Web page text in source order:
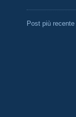
Post più recente